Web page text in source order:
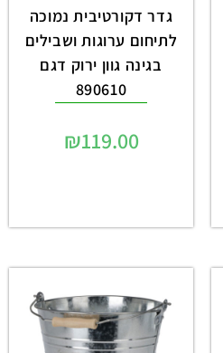
גדר דקורטיבית נמוכה
לתיחום ערוגות ושבילים
בגינה גוון ירוק דגם
890610
₪119.00